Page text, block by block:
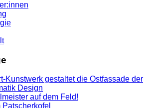
Kunstwerk gestaltet die Ostfassade der
Design
auf dem Feld!